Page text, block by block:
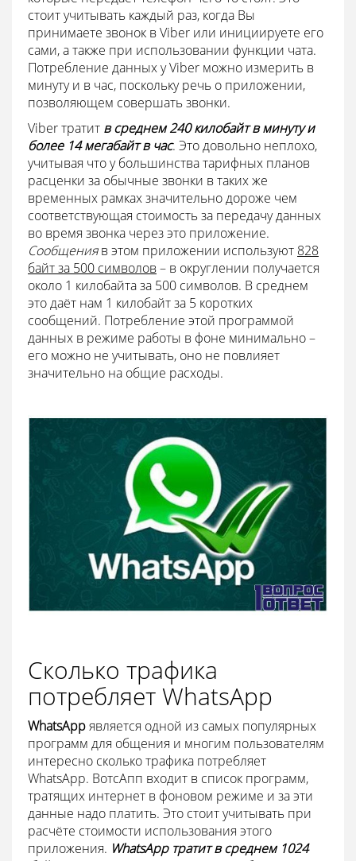
стоит учитывать каждый раз, когда Вы
принимаете звонок в Viber или инициируете его
сами, а также при использовании функции чата.
Потребление данных у Viber можно измерить в
минуту и в час, поскольку речь о приложении,
позволяющем совершать звонки.
Viber тратит в среднем 240 килобайт в минуту и
более 14 мегабайт в час. Это довольно неплохо,
учитывая что у большинства тарифных планов
расценки за обычные звонки в таких же
временных рамках значительно дороже чем
соответствующая стоимость за передачу данных
во время звонка через это приложение.
Сообщенияв этом приложении используют 828
байт за 500 символов– в округлении получается
около 1 килобайта за 500 символов. В среднем
это даёт нам 1 килобайт за 5 коротких
сообщений. Потребление этой программой
данных в режиме работы в фоне минимально –
его можно не учитывать, оно не повлияет
значительно на общие расходы.
Сколько трафика
потребляет WhatsApp
WhatsAppявляется одной из самых популярных
программ для общения и многим пользователям
интересно сколько трафика потребляет
WhatsApp. ВотсАпп входит в список программ,
тратящих интернет в фоновом режиме и за эти
данные надо платить. Это стоит учитывать при
расчёте стоимости использования этого
приложения. WhatsApp тратит в среднем 1024